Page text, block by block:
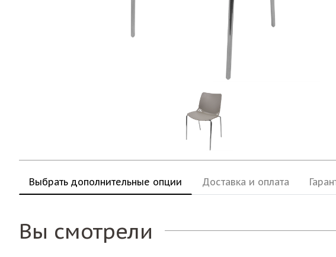
Выбрать дополнительные опции Доставка и оплата
Вы смотрели